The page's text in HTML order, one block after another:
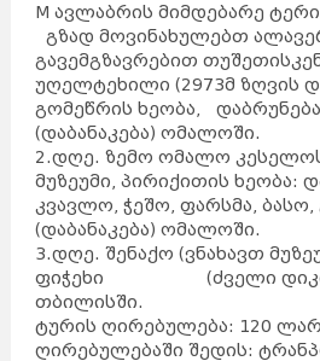
M ავლაბრის მიმდებარე
გზად მოვინახულებთ
გავემგზავრებით
უღელტეხილი (2973მ ზღვის
გომეწრის ხეობა,
(დაბანაკება) ომალოში.
2.დღე. ზემო ომალო კესელოს
მუზეუმი, პირიქითის ხეობა:
კვავლო, ჭეშო, ფარსმა, ბასო,
(დაბანაკება) ომალოში.
3.დღე. შენაქო (ვნახავთ
ფიჭეხი (ძველი
თბილისში.
ტურის ღირებულება: 120
ღირებულებაში შედის: